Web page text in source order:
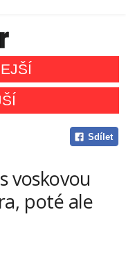
Sdílet
voskovou
poté ale